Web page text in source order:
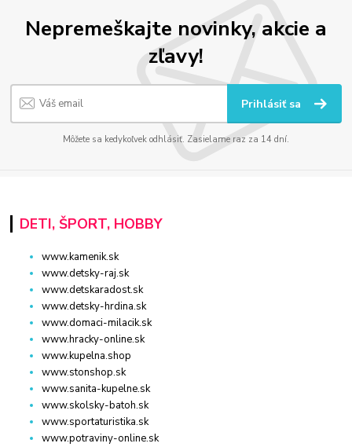
Nepremeškajte novinky, akcie a
zľavy!
Prihlásiť sa
Môžete sa kedykoľvek odhlásiť. Zasielame raz za 14 dní.
DETI, ŠPORT, HOBBY
www.kamenik.sk
www.detsky-raj.sk
www.detskaradost.sk
www.detsky-hrdina.sk
www.domaci-milacik.sk
www.hracky-online.sk
www.kupelna.shop
www.stonshop.sk
www.sanita-kupelne.sk
www.skolsky-batoh.sk
www.sportaturistika.sk
www.potraviny-online.sk